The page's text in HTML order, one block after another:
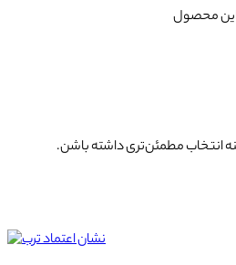
این محصول
انتخاب مطمئن‌تری داشته باشن.